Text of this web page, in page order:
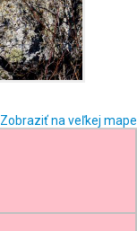
Zobraziť na veľkej mape